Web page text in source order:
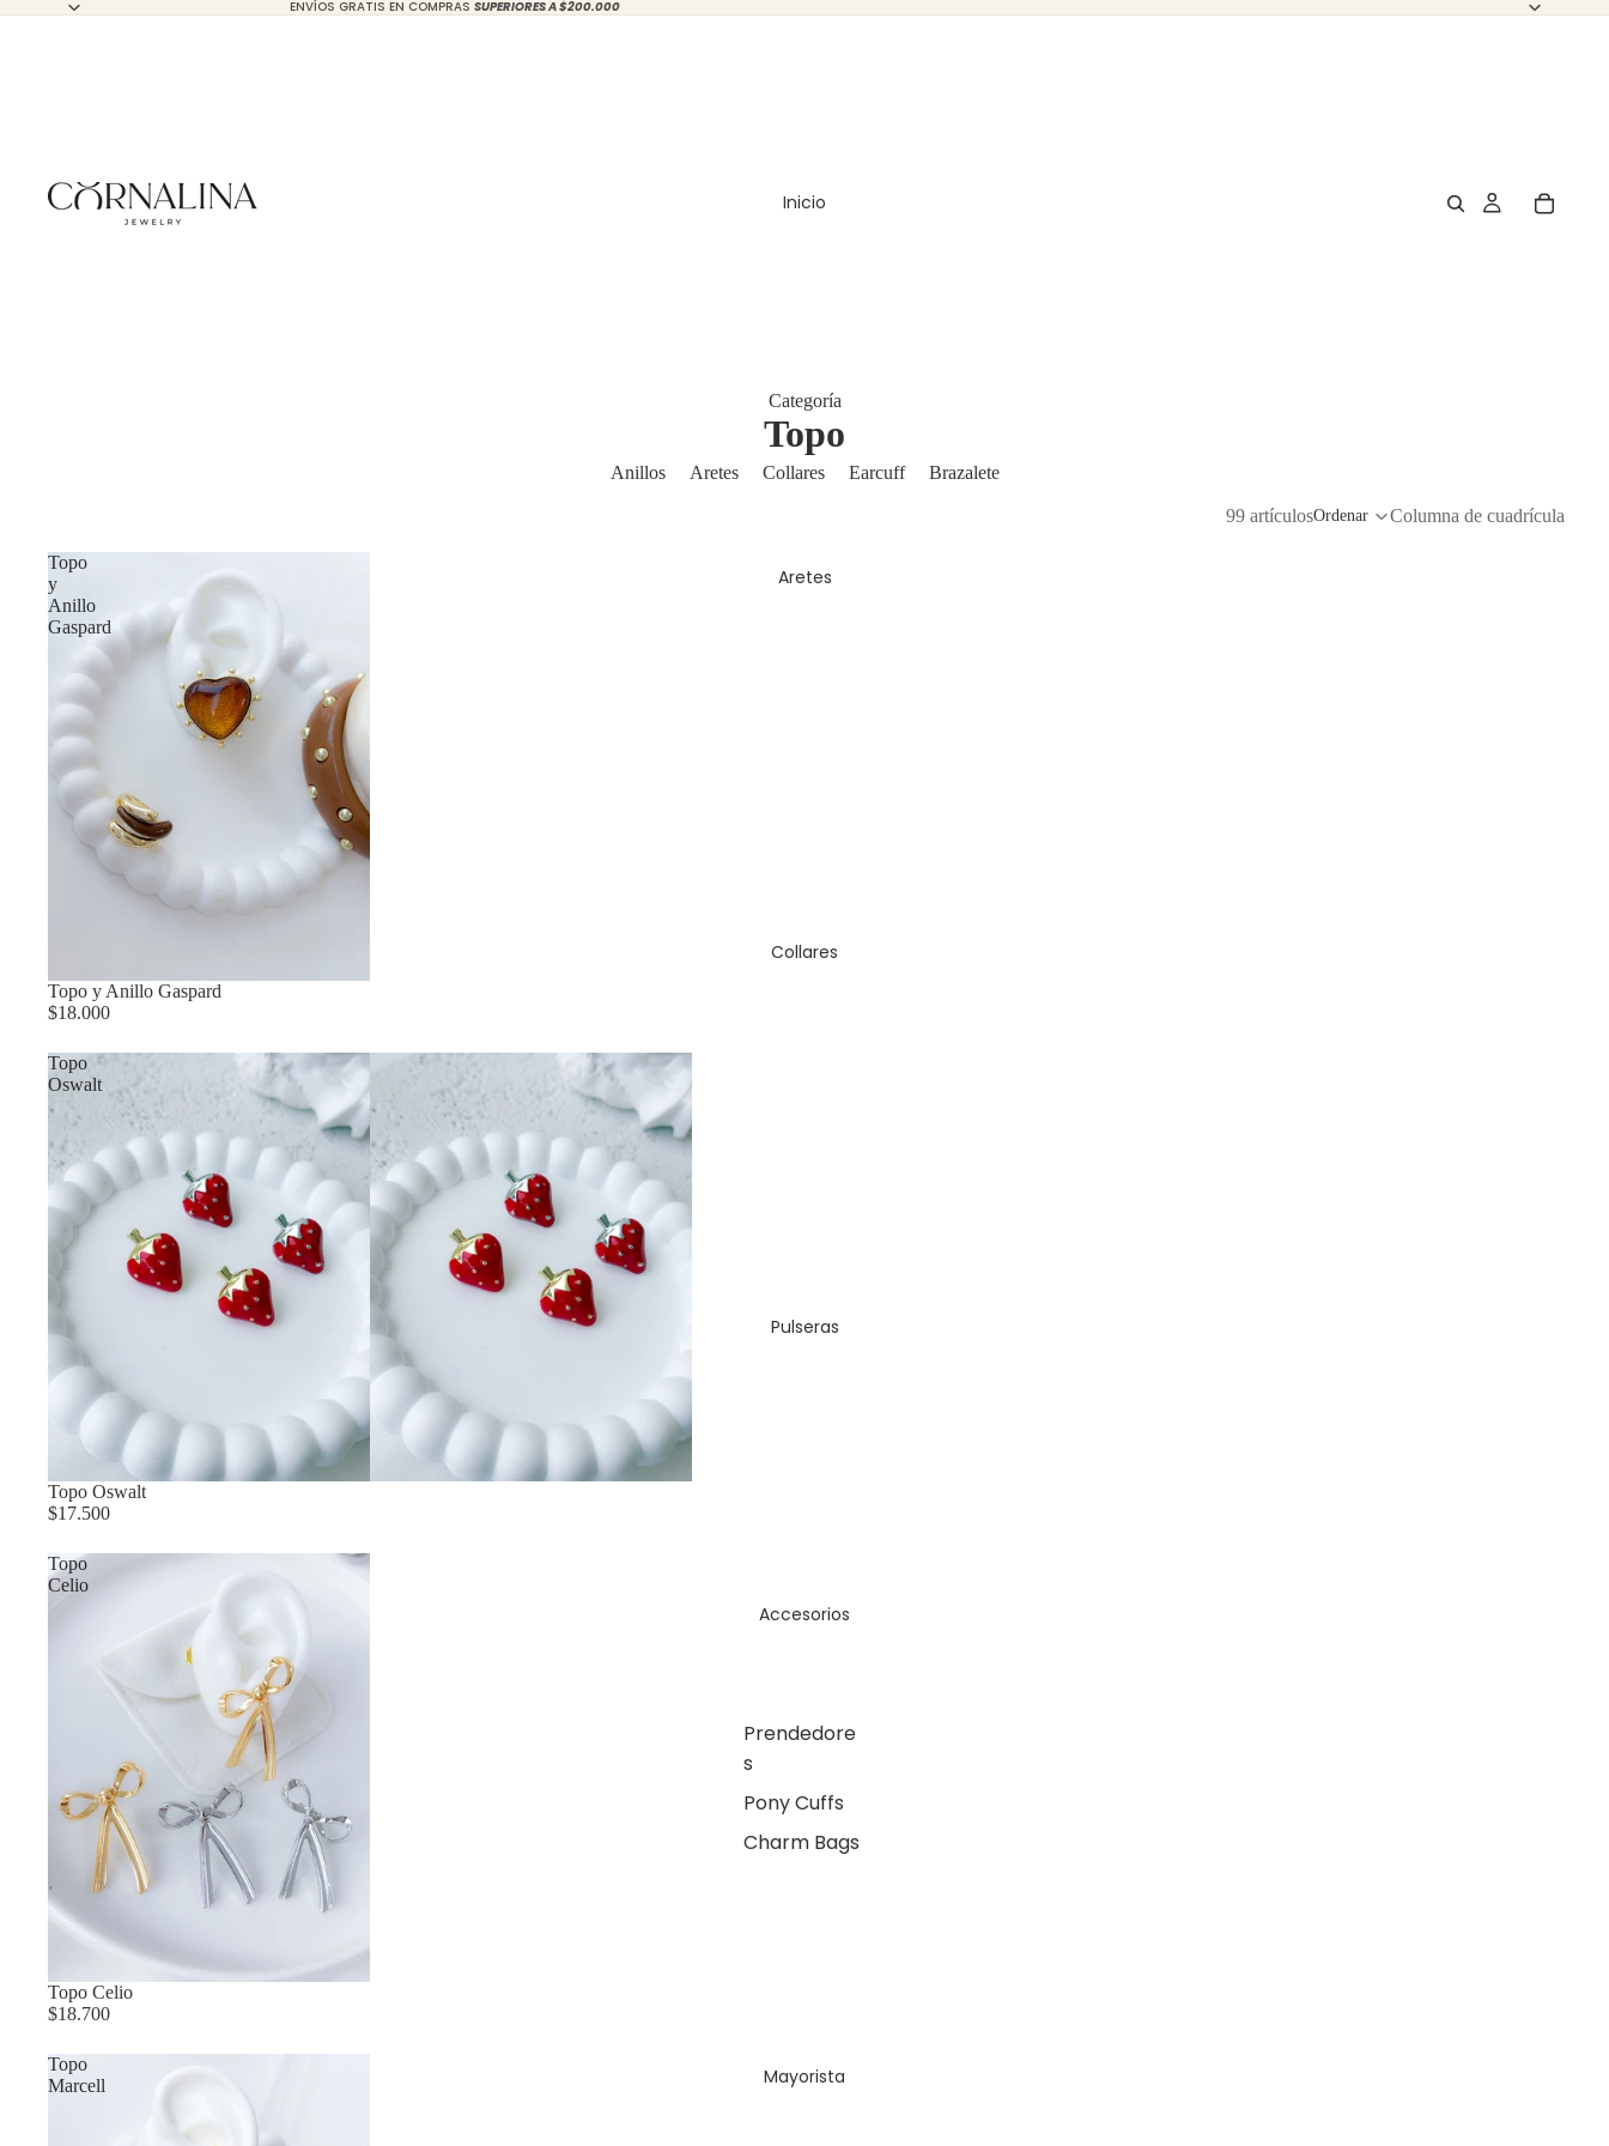
ENVÍOS GRATIS EN COMPRAS SUPERIORES A $200.000
Inicio
Aretes
Collares
Pulseras
Accesorios
Prendedore
s
Pony Cuffs
Charm Bags
Mayorista
Categoría
Topo
Anillos Aretes Collares Earcuff Brazalete
99 artículosOrdenar Columna de cuadrícula
Topo
y
Anillo
Gaspard
Topo y Anillo Gaspard
$18.000
Topo
Oswalt
Topo Oswalt
$17.500
Topo
Celio
Topo Celio
$18.700
Topo
Marcell